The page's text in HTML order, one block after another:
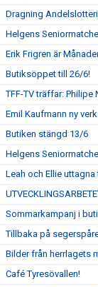
Dragning
Helgens
Erik Frigren är
Butiksöppet till 26/6!
TFF-TV träffar:
Emil Kaufmann ny
Butiken stängd 13/6
Helgens
Leah och Ellie
Sommarkampanj i
Tillbaka på
Bilder från herrlagets
Café Tyresövallen!